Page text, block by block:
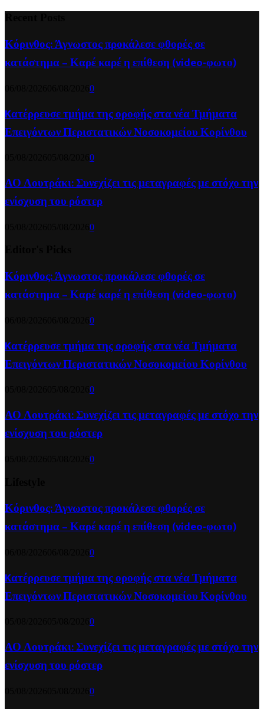
Κόρινθος: Άγνωστος προκάλεσε φθορές σε
κατάστημα – Καρέ καρέ η επίθεση (video-φωτο)
0
Kατέρρευσε τμήμα της οροφής στα νέα Τμήματα
Επειγόντων Περιστατικών Νοσοκομείου Κορίνθου
0
ΑΟ Λουτράκι: Συνεχίζει τις μεταγραφές με στόχο την
ενίσχυση του ρόστερ
0
Κόρινθος: Άγνωστος προκάλεσε φθορές σε
κατάστημα – Καρέ καρέ η επίθεση (video-φωτο)
0
Kατέρρευσε τμήμα της οροφής στα νέα Τμήματα
Επειγόντων Περιστατικών Νοσοκομείου Κορίνθου
0
ΑΟ Λουτράκι: Συνεχίζει τις μεταγραφές με στόχο την
ενίσχυση του ρόστερ
0
Κόρινθος: Άγνωστος προκάλεσε φθορές σε
κατάστημα – Καρέ καρέ η επίθεση (video-φωτο)
0
Kατέρρευσε τμήμα της οροφής στα νέα Τμήματα
Επειγόντων Περιστατικών Νοσοκομείου Κορίνθου
0
ΑΟ Λουτράκι: Συνεχίζει τις μεταγραφές με στόχο την
ενίσχυση του ρόστερ
0